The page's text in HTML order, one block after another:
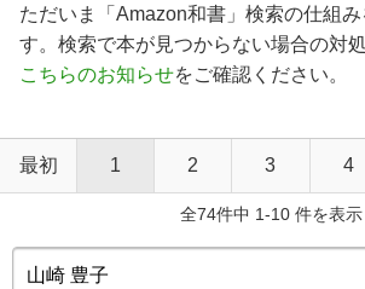
ただいま「Amazon和書」検索の仕組
す。検索で本が見つからない場合の対
こちらのお知らせをご確認ください。
最初 1 2 3 4
全74件中 1-10 件を表示